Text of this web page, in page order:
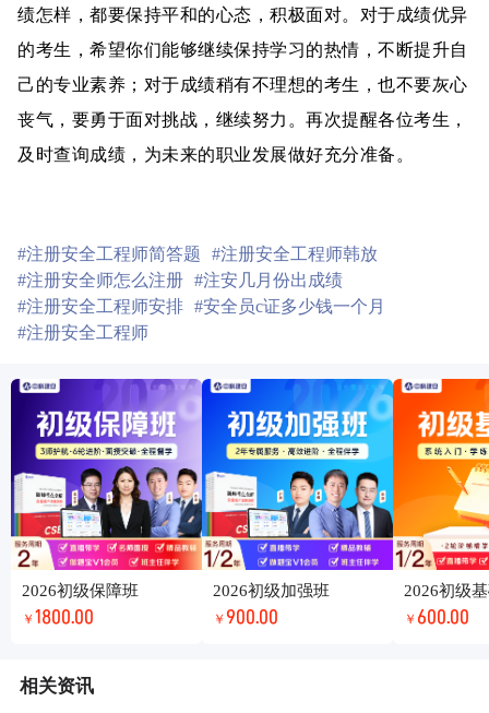
绩怎样，都要保持平和的心态，积极面对。对于成绩优异
的考生，希望你们能够继续保持学习的热情，不断提升自
己的专业素养；对于成绩稍有不理想的考生，也不要灰心
丧气，要勇于面对挑战，继续努力。再次提醒各位考生，
及时查询成绩，为未来的职业发展做好充分准备。
#注册安全工程师简答题
#注册安全工程师韩放
#注册安全师怎么注册 #注安几月份出成绩
#注册安全工程师安排 #安全员c证多少钱一个月
#注册安全工程师
2026初级保障班
￥ 1800.00
2026初级加强班
￥ 900.00
2026初级
￥ 600.00
相关资讯